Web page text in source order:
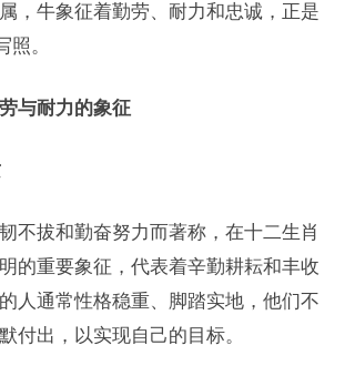
，牛象征着勤劳、耐力和忠诚，正是
照。
与耐力的象征
不拔和勤奋努力而著称，在十二生肖
的重要象征，代表着辛勤耕耘和丰收
人通常性格稳重、脚踏实地，他们不
付出，以实现自己的目标。